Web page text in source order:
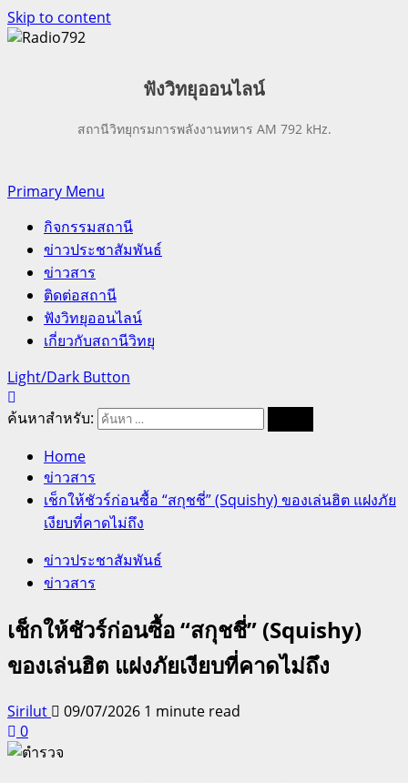
Skip to content
ฟังวิทยุออนไลน์
สถานีวิทยุกรมการพลังงานทหาร AM 792 kHz.
Primary Menu
กิจกรรมสถานี
ข่าวประชาสัมพันธ์
ข่าวสาร
ติดต่อสถานี
ฟังวิทยุออนไลน์
เกี่ยวกับสถานีวิทยุ
Light/Dark Button
ค้นหาสำหรับ:
Home
ข่าวสาร
เช็กให้ชัวร์ก่อนซื้อ “สกุชชี่” (Squishy) ของเล่นฮิต แฝงภัย
เงียบที่คาดไม่ถึง
ข่าวประชาสัมพันธ์
ข่าวสาร
เช็กให้ชัวร์ก่อนซื้อ “สกุชชี่” (Squishy)
ของเล่นฮิต แฝงภัยเงียบที่คาดไม่ถึง
Sirilut 09/07/2026 1 minute read
0